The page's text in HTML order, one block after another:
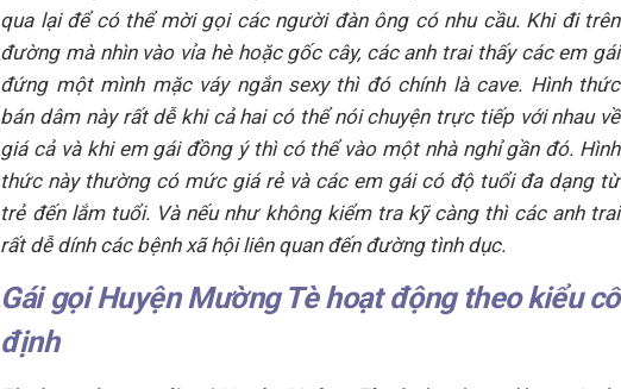
qua lại để có thể mời gọi các người đàn ông có nhu cầu. Khi đi trên
đường mà nhìn vào vỉa hè hoặc gốc cây, các anh trai thấy các em gái
đứng một mình mặc váy ngắn sexy thì đó chính là cave. Hình thức
bán dâm này rất dễ khi cả hai có thể nói chuyện trực tiếp với nhau về
giá cả và khi em gái đồng ý thì có thể vào một nhà nghỉ gần đó. Hình
thức này thường có mức giá rẻ và các em gái có độ tuổi đa dạng từ
trẻ đến lắm tuổi. Và nếu như không kiểm tra kỹ càng thì các anh trai
rất dễ dính các bệnh xã hội liên quan đến đường tình dục.
Gái gọi Huyện Mường Tè hoạt động theo kiểu cố
định